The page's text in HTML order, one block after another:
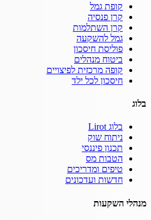
קופת גמל
קרן פנסיה
קרן השתלמות
גמל להשקעה
פוליסת חיסכון
ביטוח מנהלים
קופה מרכזית לפיצויים
חיסכון לכל ילד
בלוג
בלוג Lirot
ניתוח שוק
תכנון פיננסי
הטבות מס
טיפים ומדריכים
חדשות ועדכונים
מנהלי השקעות